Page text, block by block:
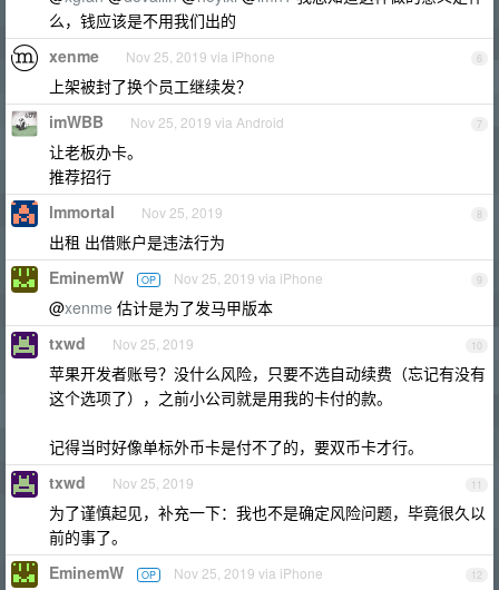
么，钱应该是不用我们出的
6
xenme Nov 25, 2019 via iPhone
上架被封了换个员工继续发？
7
imWBB Nov 25, 2019 via Android
让老板办卡。
推荐招行
8
lmmortal Nov 25, 2019
出租 出借账户是违法行为
9
EminemW OP Nov 25, 2019 via iPhone
@xenme 估计是为了发马甲版本
10
txwd Nov 25, 2019
苹果开发者账号？没什么风险，只要不选自动续费（忘记有没有
这个选项了），之前小公司就是用我的卡付的款。
记得当时好像单标外币卡是付不了的，要双币卡才行。
11
txwd Nov 25, 2019
为了谨慎起见，补充一下：我也不是确定风险问题，毕竟很久以
前的事了。
12
EminemW OP Nov 25, 2019 via iPhone